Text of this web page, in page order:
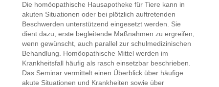
Die homöopathische Hausapotheke für Tiere kann in
akuten Situationen oder bei plötzlich auftretenden
Beschwerden unterstützend eingesetzt werden. Sie
dient dazu, erste begleitende Maßnahmen zu ergreifen,
wenn gewünscht, auch parallel zur schulmedizinischen
Behandlung. Homöopathische Mittel werden im
Krankheitsfall häufig als rasch einsetzbar beschrieben.
Das Seminar vermittelt einen Überblick über häufige
akute Situationen und Krankheiten sowie über